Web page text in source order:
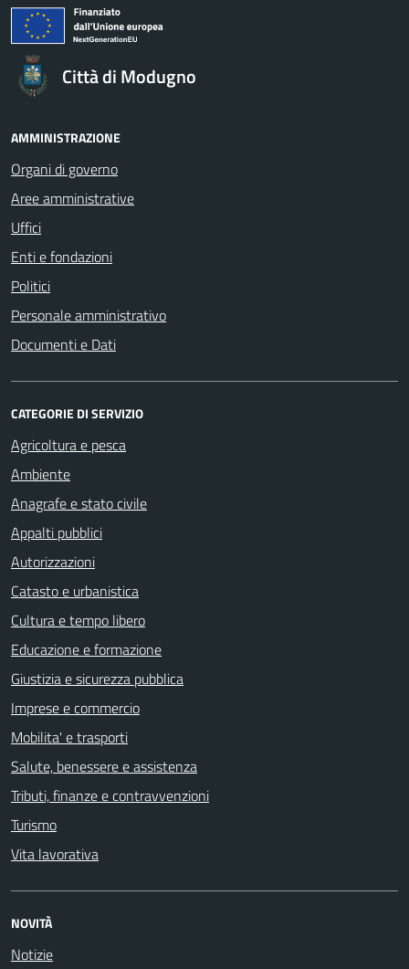
Città di Modugno
AMMINISTRAZIONE
Organi di governo
Aree amministrative
Uffici
Enti e fondazioni
Politici
Personale amministrativo
Documenti e Dati
CATEGORIE DI SERVIZIO
Agricoltura e pesca
Ambiente
Anagrafe e stato civile
Appalti pubblici
Autorizzazioni
Catasto e urbanistica
Cultura e tempo libero
Educazione e formazione
Giustizia e sicurezza pubblica
Imprese e commercio
Mobilita' e trasporti
Salute, benessere e assistenza
Tributi, finanze e contravvenzioni
Turismo
Vita lavorativa
NOVITÀ
Notizie